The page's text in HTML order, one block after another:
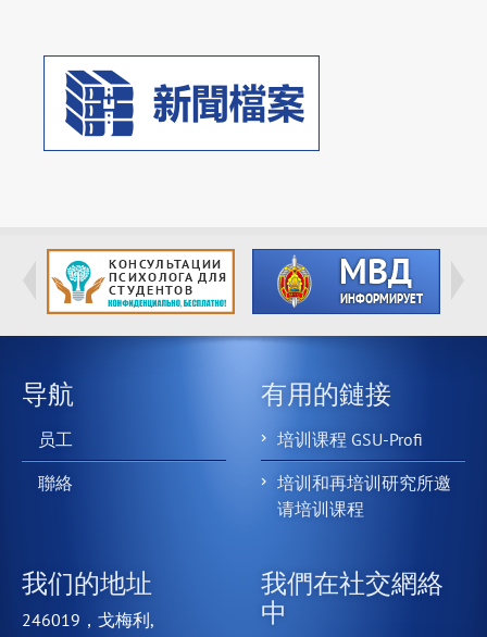
导航
员工
聯絡
有用的鏈接
培训课程 GSU-Profi
培训和再培训研究所邀
请培训课程
我们的地址
246019，戈梅利,
我們在社交網絡
中